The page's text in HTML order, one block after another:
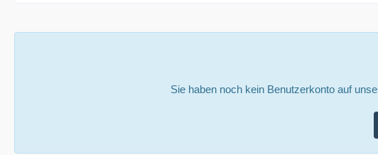
Sie haben noch kein Benutzerkonto auf